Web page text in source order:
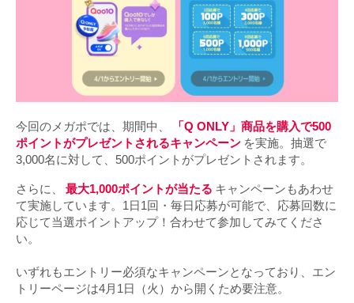
今回のメガポでは、期間中、
「Q ONLY」商品を購入で500
ポイントがプレゼントされるキャンペーン を実施。抽選で
3,000名に対して、500ポイントがプレゼントされます。
さらに、 最大1,000ポイントが当たる キャンペーンもあわせ
て実施しています。1日1回・毎日応募が可能で、応募回数に
応じて当選ポイントアップ！合わせて参加してみてくださ
い。
いずれもエントリー必須なキャンペーンとなっており、エン
トリーページは4月1日（火）から開くため要注意。